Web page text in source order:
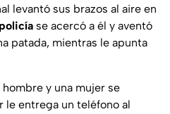
levantó sus brazos al aire en
policía se acercó a él y aventó
patada, mientras le apunta
y una mujer se
le entrega un teléfono al